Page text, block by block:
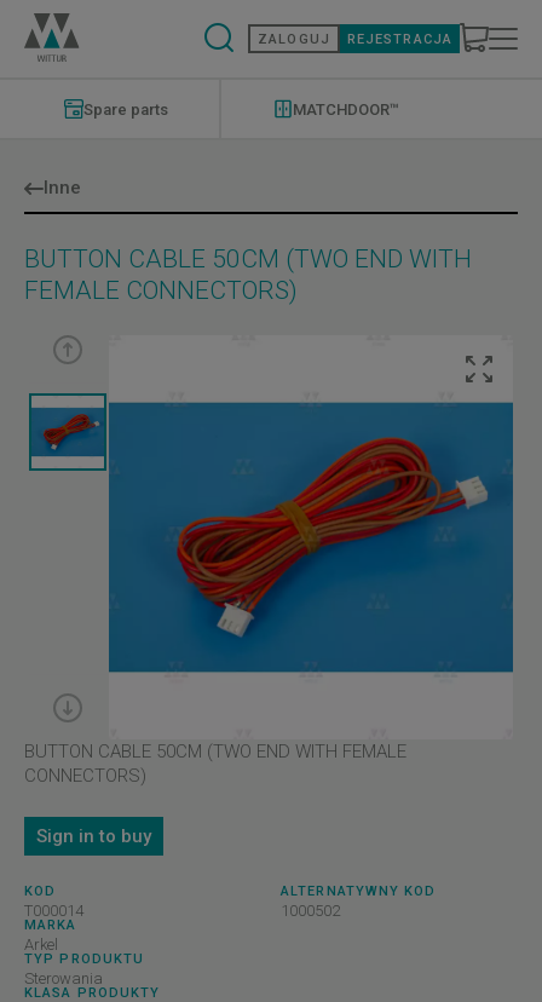
Przejdź
treści
ZALOGUJ REJESTRACJA
Spare parts MATCHDOOR™
Inne
BUTTON CABLE 50CM (TWO END WITH
FEMALE CONNECTORS)
BUTTON CABLE 50CM (TWO END WITH FEMALE
CONNECTORS)
Sign in to buy
KOD
T000014
MARKA
Arkel
TYP PRODUKTU
Sterowania
KLASA PRODUKTY
ALTERNATYWNY KOD
1000502